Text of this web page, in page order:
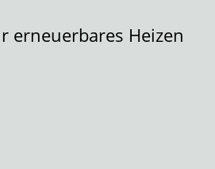
erneuerbares Heizen